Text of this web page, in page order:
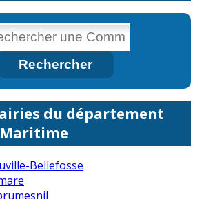
du département
Bellefosse